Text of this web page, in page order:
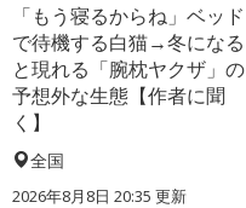
「もう寝るからね」ベッド
で待機する白猫→冬になる
と現れる「腕枕ヤクザ」の
予想外な生態【作者に聞
く】
全国
2026年8月8日 20:35 更新